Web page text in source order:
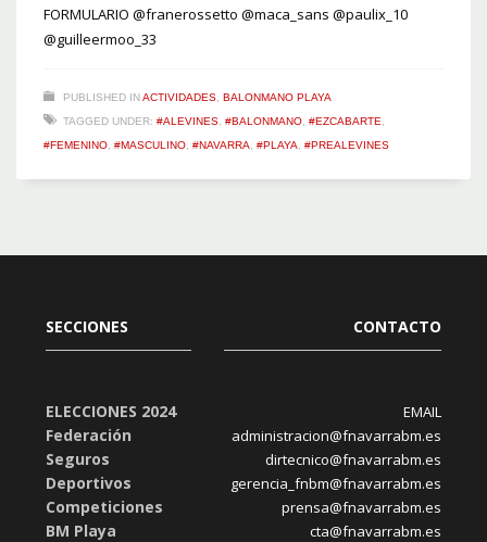
FORMULARIO @franerossetto @maca_sans @paulix_10
@guilleermoo_33
PUBLISHED INACTIVIDADES BALONMANO PLAYA
TAGGED UNDER: #ALEVINES #BALONMANO #EZCABARTE
#FEMENINO #MASCULINO #NAVARRA #PLAYA #PREALEVINES
SECCIONES
ELECCIONES 2024
Federación
Seguros
Deportivos
Competiciones
BM Playa
CONTACTO
EMAIL
administracion@fnavarrabm.es
dirtecnico@fnavarrabm.es
gerencia_fnbm@fnavarrabm.es
prensa@fnavarrabm.es
cta@fnavarrabm.es